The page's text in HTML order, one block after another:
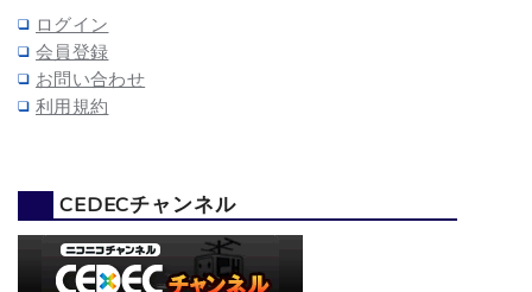
ログイン
会員登録
お問い合わせ
利用規約
CEDECチャンネル